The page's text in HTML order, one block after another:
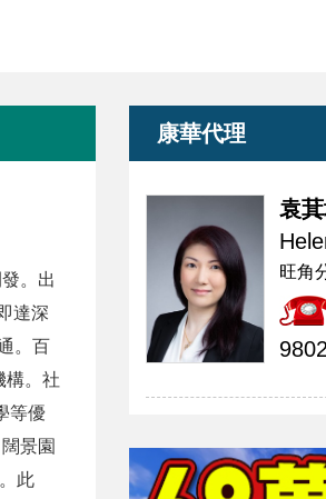
。 出
達深
。 百
。 社
等優
景園
此
康華代理
袁
旺角